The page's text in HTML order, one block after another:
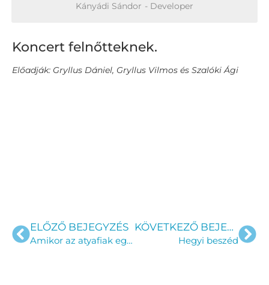
Kányádi Sándor - Developer
Koncert felnőtteknek.
Előadják: Gryllus Dániel, Gryllus Vilmos és Szalóki Ági
ELŐZŐ BEJEGYZÉS
Amikor az atyafiak együtt muzsikálnak (kettesben)
KÖVETKEZŐ BEJEGYZÉS
Hegyi beszéd